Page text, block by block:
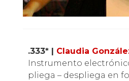
.333* | Claudia
Instrumento
pliega – despliega en